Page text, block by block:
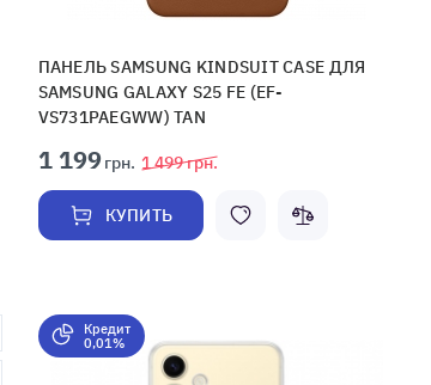
ПАНЕЛЬ SAMSUNG KINDSUIT CASE ДЛЯ
SAMSUNG GALAXY S25 FE (EF-
VS731PAEGWW) TAN
1 499грн.
1 199грн.
КУПИТЬ
Кредит
0,01%